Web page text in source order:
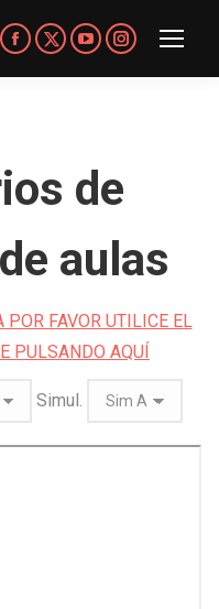
Facebook
page
new
window
X-
Twitter
in
new
YouTube
page
new
window
Instagram
page
window
de
aulas
POR FAVOR UTILICE EL
PULSANDO AQUÍ
Simul.